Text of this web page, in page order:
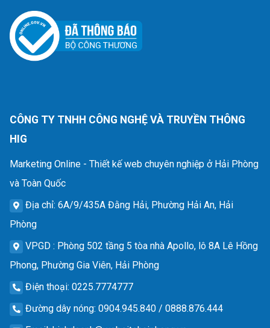
CÔNG TY TNHH CÔNG NGHỆ VÀ TRUYỀN THÔNG
HIG
Marketing Online - Thiết kế web chuyên nghiệp ở Hải Phòng
và Toàn Quốc
Địa chỉ: 6A/9/435A Đằng Hải, Phường Hải An, Hải
Phòng
VPGD : Phòng 502 tầng 5 tòa nhà Apollo, lô 8A Lê Hồng
Phong, Phường Gia Viên, Hải Phòng
Điện thoại: 0225.7774777
Đường dây nóng: 0904.945.840 / 0888.876.444